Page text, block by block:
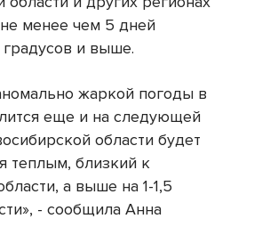
менее чем 5 дней
градусов и выше.
жаркой погоды в
еще и на следующей
области будет
теплым, близкий к
а выше на 1-1,5
- сообщила Анна